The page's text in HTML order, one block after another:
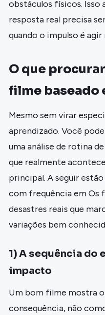
obstáculos físicos. Isso
resposta real precisa
quando o impulso é agir
O que
filme baseado
Mesmo sem virar
aprendizado. Você
uma análise de rotina
que realmente
principal. A seguir
com frequência em Os
desastres reais que
variações bem
1) A sequência do
impacto
Um bom filme mostra
consequência, não